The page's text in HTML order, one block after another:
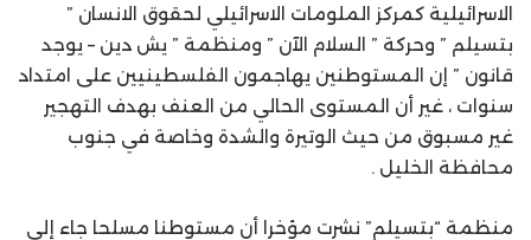
الاسرائيلية كمركز الملومات الاسرائيلي لحقوق الانسان ”
بتسيلم ” وحركة ” السلام الآن ” ومنظمة ” يش دين – يوجد
قانون ” إن المستوطنين يهاجمون الفلسطينيين على امتداد
سنوات ، غير أن المستوى الحالي من العنف بهدف التهجير
غير مسبوق من حيث الوتيرة والشدة وخاصة في جنوب
محافظة الخليل .
منظمة “بتسيلم” نشرت مؤخرا أن مستوطنا مسلحا جاء إلى